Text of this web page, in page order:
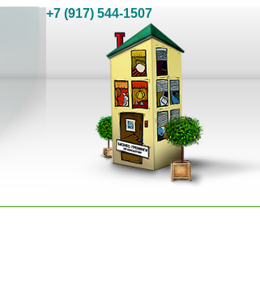
+7 (917) 544-1507